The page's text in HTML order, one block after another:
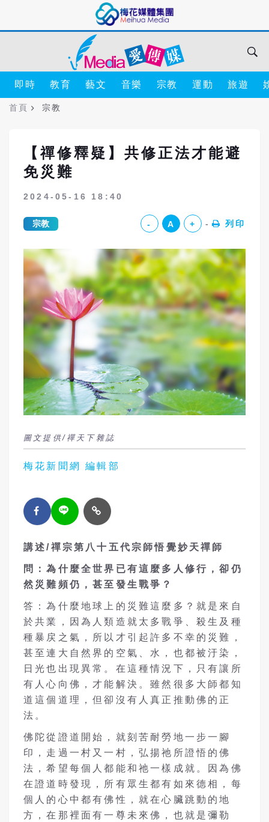
即時 教育 藝文 音樂 宗教 運動 旅遊
首頁 宗教
【禪修釋疑】共修正法才能避
免災難
2024-05-16 18:40
宗教 - A + 列印
圖文提供/禪天下雜誌
梅花新聞網 編輯部
講述/ 禪宗第八十五代宗師悟覺妙天禪師
問：為什麼全世界已有這麼多人修行，卻仍
然災難頻仍，甚至發生戰爭？
答：為什麼地球上的災難這麼多？就是來自
於共業，因為人類造就太多戰爭、殺生及種
種暴戻之氣，所以才引起許多不幸的災難，
甚至連大自然界的空氣、水，也都被汙染，
日光也出現異常。在這種情況下，只有讓所
有人心向佛，才能解決。雖然很多大師都知
道這個道理，但卻沒有人真正推動佛的正
法。
佛陀從證道開始，就刻苦耐勞地一步一腳
印，走過一村又一村，弘揚祂所證悟的佛
法，希望每個人都能和祂一樣成就。因為佛
在證道時發現，所有眾生都有如來德相，每
個人的心中都有佛性，就在心臟跳動的地
方，在那裡面有一尊未來佛，也就是彌勒